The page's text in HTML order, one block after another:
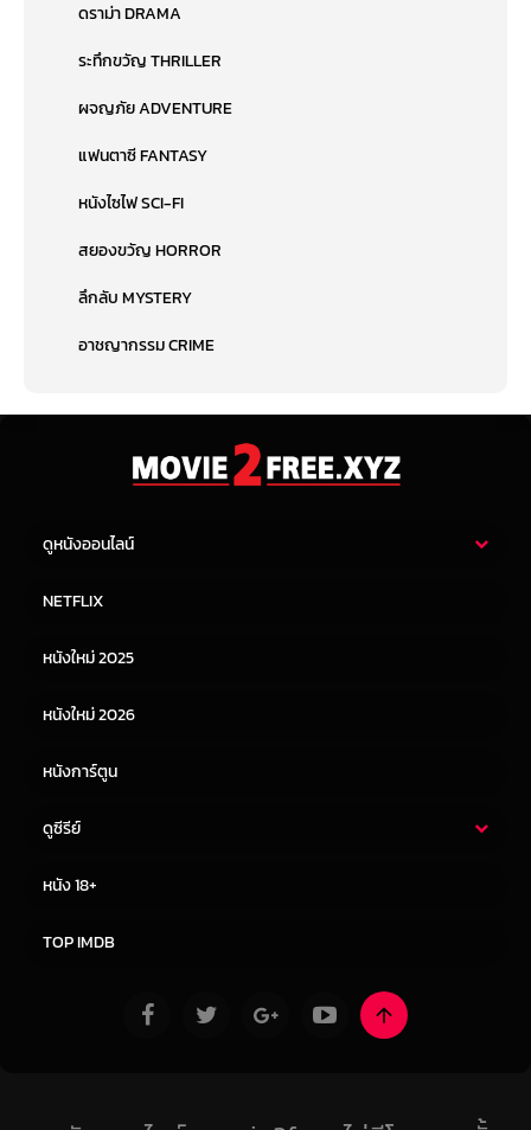
ดราม่า DRAMA
ระทึกขวัญ THRILLER
ผจญภัย ADVENTURE
แฟนตาซี FANTASY
หนังไซไฟ SCI-FI
สยองขวัญ HORROR
ลึกลับ MYSTERY
อาชญากรรม CRIME
ดูหนังออนไลน์
หนังจีน
NETFLIX
หนังใหม่ 2025
หนังใหม่ 2026
หนังการ์ตูน
ดูซีรีย์
หนัง 18+
TOP IMDB